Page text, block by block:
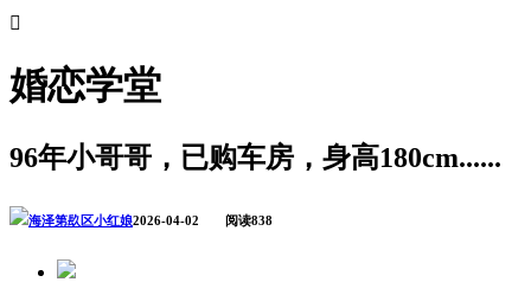

婚恋学堂
96年小哥哥，已购车房，身高180cm......
海泽第镹区小红娘2026-04-02 阅读838